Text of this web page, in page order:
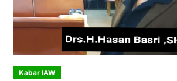
Kabar IAW